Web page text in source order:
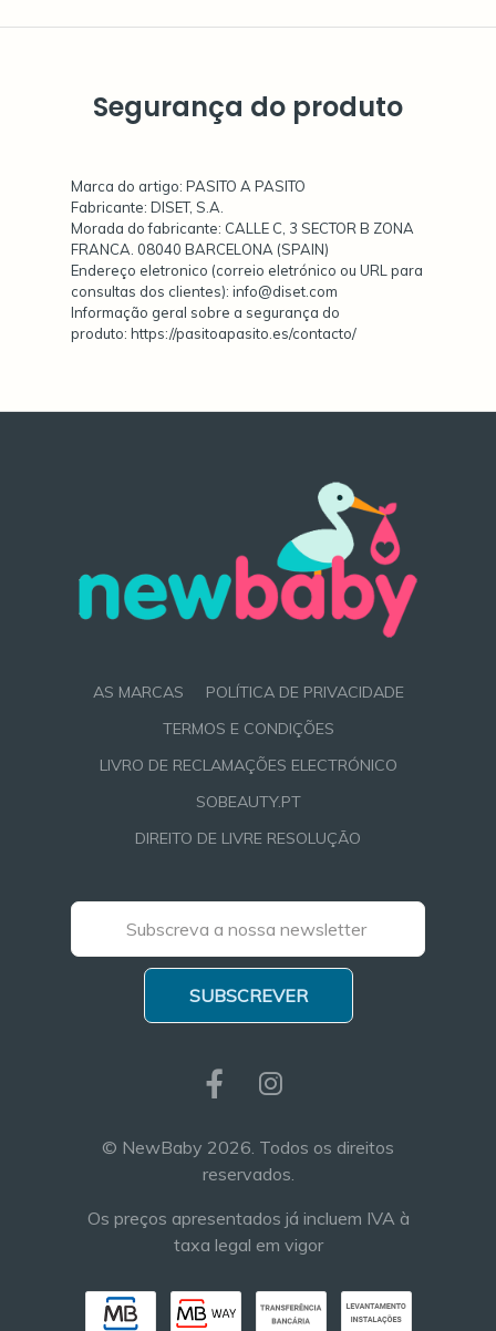
Segurança do produto
Marca do artigo: PASITO A PASITO
Fabricante: DISET, S.A.
Morada do fabricante: CALLE C, 3 SECTOR B ZONA
FRANCA. 08040 BARCELONA (SPAIN)
Endereço eletronico (correio eletrónico ou URL para
consultas dos clientes): info@diset.com
Informação geral sobre a segurança do
produto: https://pasitoapasito.es/contacto/
AS MARCAS
POLÍTICA DE PRIVACIDADE
TERMOS E CONDIÇÕES
LIVRO DE RECLAMAÇÕES ELECTRÓNICO
SOBEAUTY.PT
DIREITO DE LIVRE RESOLUÇÃO
SUBSCREVER
© NewBaby 2026. Todos os direitos
reservados.
Os preços apresentados já incluem IVA à
taxa legal em vigor